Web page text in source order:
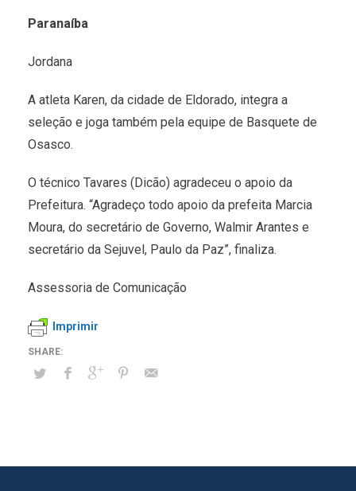
Paranaíba
Jordana
A atleta Karen, da cidade de Eldorado, integra a
seleção e joga também pela equipe de Basquete de
Osasco.
O técnico Tavares (Dicão) agradeceu o apoio da
Prefeitura. “Agradeço todo apoio da prefeita Marcia
Moura, do secretário de Governo, Walmir Arantes e
secretário da Sejuvel, Paulo da Paz”, finaliza.
Assessoria de Comunicação
Imprimir